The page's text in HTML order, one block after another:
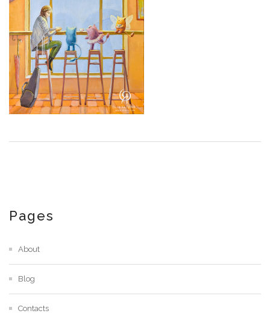
Pages
About
Blog
Contacts